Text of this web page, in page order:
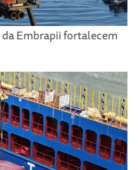
Embrapii fortalecem